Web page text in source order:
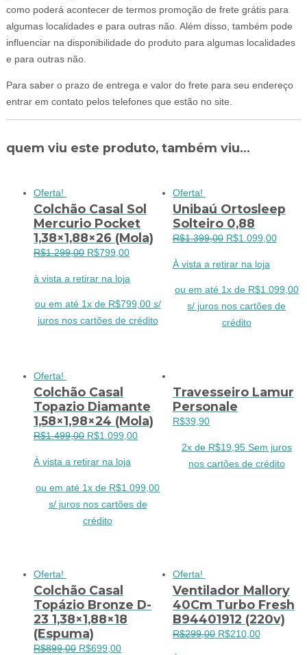
como poderá acontecer de termos promoção de frete grátis para
algumas localidades e para outras não. Além disso, também pode
influenciar na disponibilidade do produto para algumas localidades
e para outras não.
Para saber o prazo de entrega e valor do frete para seu endereço
entrar em contato pelos telefones que estão no site.
quem viu este produto, também viu...
Oferta!
Colchão Casal Sol
Mercurio Pocket
1,38×1,88×26 (Mola)
R$1.299,00 O
original
era:
R$1.299,00.
R$799,00O
atual
é:
R$799,00.
à vista a retirar na loja
ou em até 1x de R$799,00 s/
juros nos cartões de crédito
Oferta!
Unibaú Ortosleep
Solteiro 0,88
R$1.399,00 O
original
era:
R$1.399,00.
R$1.099,00O
é:
À vista a retirar na loja
ou em até 1x de R$1.099,00
s/ juros nos cartões de
crédito
Oferta!
Colchão Casal
Topazio Diamante
1,58×1,98×24 (Mola)
R$1.499,00 O
original
era:
R$1.499,00.
R$1.099,00O
é:
R$1.099,00.
À vista a retirar na loja
ou em até 1x de R$1.099,00
s/ juros nos cartões de
crédito
Travesseiro Lamur
Personale
R$39,90
2x de R$19,95 Sem juros
nos cartões de crédito
Oferta!
Colchão Casal
Topázio Bronze D-
23 1,38×1,88×18
(Espuma)
R$899,00 O
R$699,00O
Oferta!
Ventilador Mallory
40Cm Turbo Fresh
B94401912 (220v)
R$299,00 O
R$210,00O